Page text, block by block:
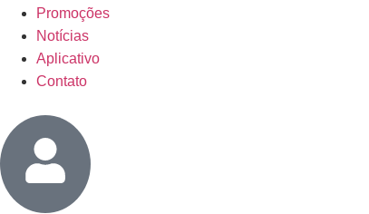
Promoções
Notícias
Aplicativo
Contato